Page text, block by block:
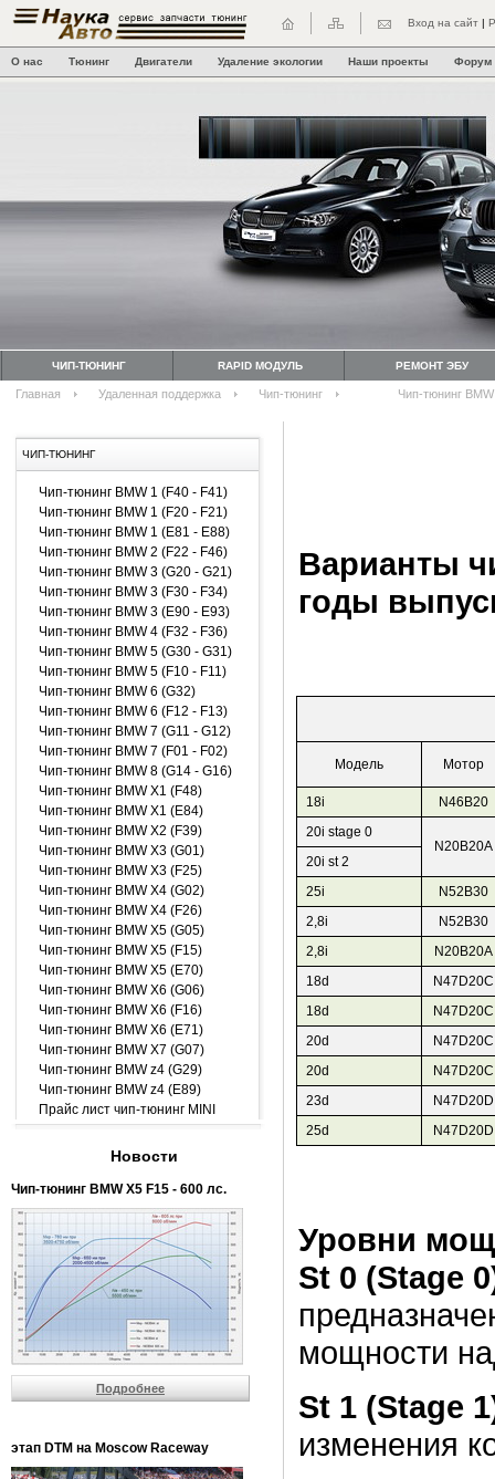
Вход на сайт |
О нас Тюнинг Двигатели Удаление экологии Наши проекты Форум
ЧИП-ТЮНИНГ RAPID МОДУЛЬ РЕМОНТ ЭБУ
Главная Удаленная поддержка Чип-тюнинг Чип-тюнинг
ЧИП-ТЮНИНГ
Чип-тюнинг BMW 1 (F40 - F41)
Чип-тюнинг BMW 1 (F20 - F21)
Чип-тюнинг BMW 1 (E81 - E88)
Чип-тюнинг BMW 2 (F22 - F46)
Чип-тюнинг BMW 3 (G20 - G21)
Чип-тюнинг BMW 3 (F30 - F34)
Чип-тюнинг BMW 3 (E90 - E93)
Чип-тюнинг BMW 4 (F32 - F36)
Чип-тюнинг BMW 5 (G30 - G31)
Чип-тюнинг BMW 5 (F10 - F11)
Чип-тюнинг BMW 6 (G32)
Чип-тюнинг BMW 6 (F12 - F13)
Чип-тюнинг BMW 7 (G11 - G12)
Чип-тюнинг BMW 7 (F01 - F02)
Чип-тюнинг BMW 8 (G14 - G16)
Чип-тюнинг BMW X1 (F48)
Чип-тюнинг BMW X1 (E84)
Чип-тюнинг BMW X2 (F39)
Чип-тюнинг BMW X3 (G01)
Чип-тюнинг BMW X3 (F25)
Чип-тюнинг BMW X4 (G02)
Чип-тюнинг BMW X4 (F26)
Чип-тюнинг BMW X5 (G05)
Чип-тюнинг BMW X5 (F15)
Чип-тюнинг BMW X5 (E70)
Чип-тюнинг BMW X6 (G06)
Чип-тюнинг BMW X6 (F16)
Чип-тюнинг BMW X6 (E71)
Чип-тюнинг BMW X7 (G07)
Чип-тюнинг BMW z4 (G29)
Чип-тюнинг BMW z4 (E89)
Прайс лист чип-тюнинг MINI
Новости
Чип-тюнинг BMW Х5 F15 - 600 лс.
Подробнее
этап DTM на Moscow Raceway
Варианты
годы
Модель Мотор
18i
N46B20
20i stage 0
N20B20A
20i st 2
25i
N52B30
2,8i
N52B30
2,8i
N20B20A
18d
N47D20C
18d
N47D20C
20d
N47D20C
20d
N47D20C
23d
N47D20D
25d
N47D20D
Уровни
St 0 (Stage
мощности
St 1 (Stage
изменения